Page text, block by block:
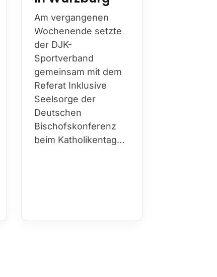
Am vergangenen
Wochenende setzte
der DJK-
Sportverband
gemeinsam mit dem
Referat Inklusive
Seelsorge der
Deutschen
Bischofskonferenz
beim Katholikentag…